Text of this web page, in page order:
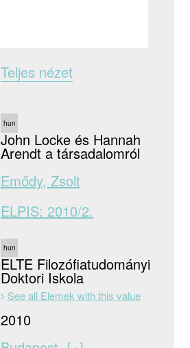
Teljes nézet
hun
John Locke és Hannah
Arendt a társadalomról
Emődy, Zsolt
ELPIS: 2010/2.
hun
ELTE Filozófiatudományi
Doktori Iskola
See all Elemek with this value
2010